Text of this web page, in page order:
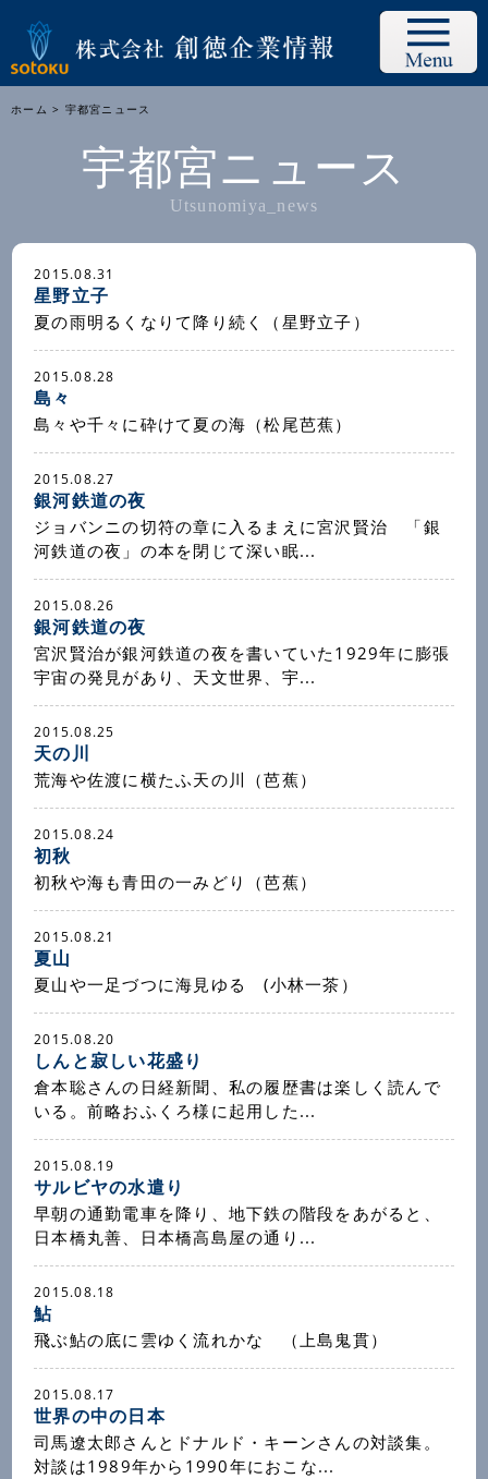
ホーム > 宇都宮ニュース
宇都宮ニュース
Utsunomiya_news
2015.08.31
星野立子
夏の雨明るくなりて降り続く（星野立子）
2015.08.28
島々
島々や千々に砕けて夏の海（松尾芭蕉）
2015.08.27
銀河鉄道の夜
ジョバンニの切符の章に入るまえに宮沢賢治 「銀
河鉄道の夜」の本を閉じて深い眠...
2015.08.26
銀河鉄道の夜
宮沢賢治が銀河鉄道の夜を書いていた1929年に膨張
宇宙の発見があり、天文世界、宇...
2015.08.25
天の川
荒海や佐渡に横たふ天の川（芭蕉）
2015.08.24
初秋
初秋や海も青田の一みどり（芭蕉）
2015.08.21
夏山
夏山や一足づつに海見ゆる (小林一茶）
2015.08.20
しんと寂しい花盛り
倉本聡さんの日経新聞、私の履歴書は楽しく読んで
いる。前略おふくろ様に起用した...
2015.08.19
サルビヤの水遣り
早朝の通勤電車を降り、地下鉄の階段をあがると、
日本橋丸善、日本橋高島屋の通り...
2015.08.18
鮎
飛ぶ鮎の底に雲ゆく流れかな （上島鬼貫）
2015.08.17
世界の中の日本
司馬遼太郎さんとドナルド・キーンさんの対談集。
対談は1989年から1990年におこな...